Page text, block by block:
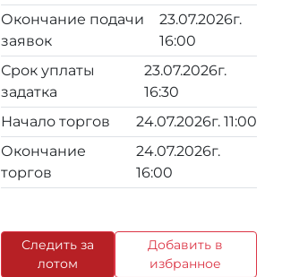
Окончание подачи
заявок
23.07.2026г.
16:00
Срок уплаты
задатка
23.07.2026г.
16:30
Начало торгов
24.07.2026г. 11:00
Окончание
торгов
24.07.2026г.
16:00
Следить за
лотом
Добавить в
избранное